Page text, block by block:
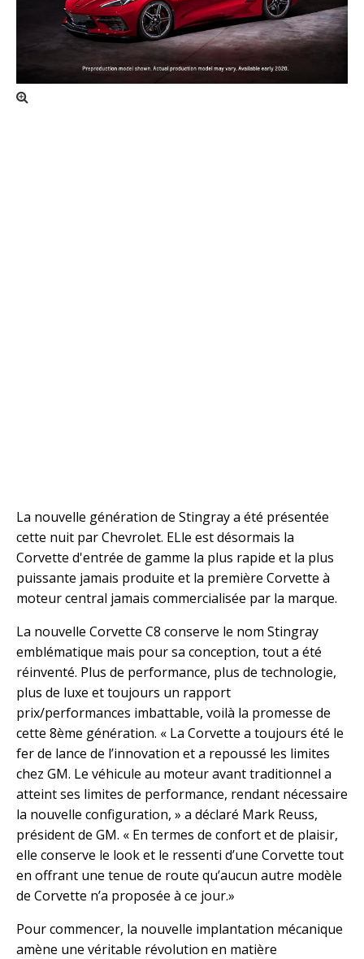
La nouvelle génération de Stingray a été présentée
cette nuit par Chevrolet. ELle est désormais la
Corvette d'entrée de gamme la plus rapide et la plus
puissante jamais produite et la première Corvette à
moteur central jamais commercialisée par la marque.
La nouvelle Corvette C8 conserve le nom Stingray
emblématique mais pour sa conception, tout a été
réinventé. Plus de performance, plus de technologie,
plus de luxe et toujours un rapport
prix/performances imbattable, voilà la promesse de
cette 8ème génération. « La Corvette a toujours été le
fer de lance de l’innovation et a repoussé les limites
chez GM. Le véhicule au moteur avant traditionnel a
atteint ses limites de performance, rendant nécessaire
la nouvelle configuration, » a déclaré Mark Reuss,
président de GM. « En termes de confort et de plaisir,
elle conserve le look et le ressenti d’une Corvette tout
en offrant une tenue de route qu’aucun autre modèle
de Corvette n’a proposée à ce jour.»
Pour commencer, la nouvelle implantation mécanique
amène une véritable révolution en matière